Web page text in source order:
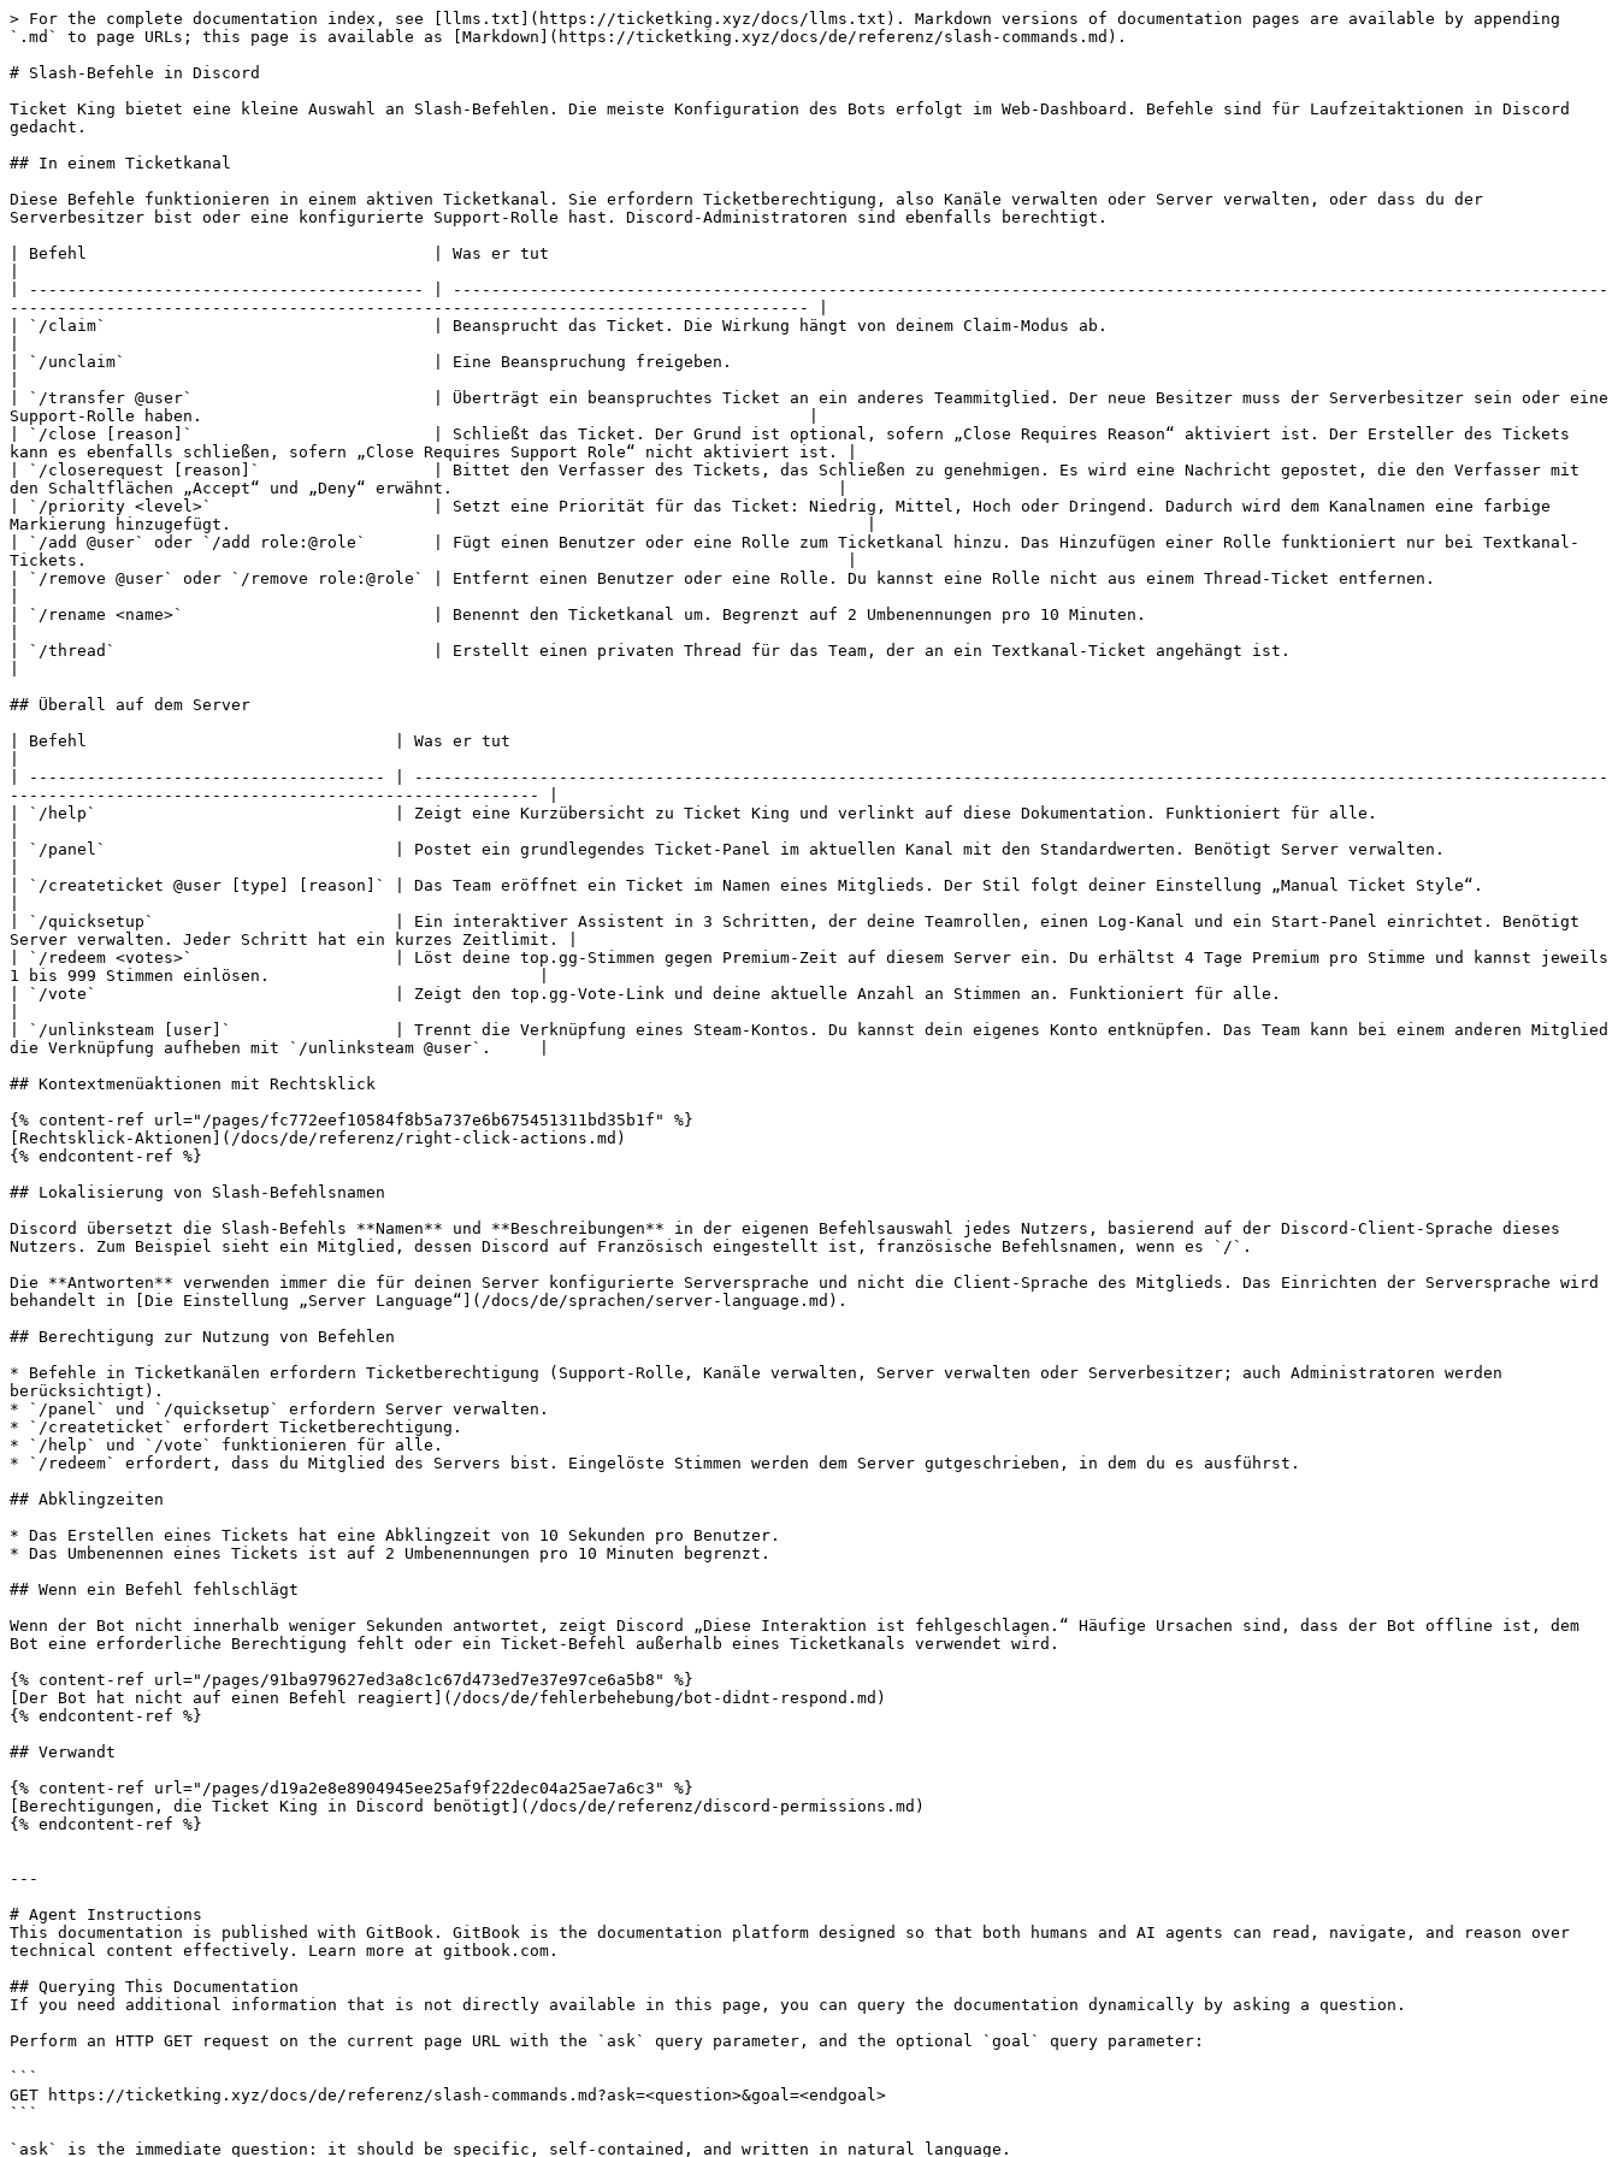
> For the complete documentation index, see [llms.txt](https://ticketking.xyz/docs/llms.txt). Markdown versions of documentation pages are available by appending
`.md` to page URLs; this page is available as [Markdown](https://ticketking.xyz/docs/de/referenz/slash-commands.md).
# Slash-Befehle in Discord
Ticket King bietet eine kleine Auswahl an Slash-Befehlen. Die meiste Konfiguration des Bots erfolgt im Web-Dashboard. Befehle sind für Laufzeitaktionen in Discord
gedacht.
## In einem Ticketkanal
Diese Befehle funktionieren in einem aktiven Ticketkanal. Sie erfordern Ticketberechtigung, also Kanäle verwalten oder Server verwalten, oder dass du der
Serverbesitzer bist oder eine konfigurierte Support-Rolle hast. Discord-Administratoren sind ebenfalls berechtigt.
| Befehl                                    | Was er tut
| ----------------------------------------- | ------------------------------------------------------------------------------------------------------------------------
----------------------------------------------------------------------------------- |
| `/claim`                                  | Beansprucht das Ticket. Die Wirkung hängt von deinem Claim-Modus ab.
| `/unclaim`                                | Eine Beanspruchung freigeben.
| `/transfer @user`                         | Überträgt ein beanspruchtes Ticket an ein anderes Teammitglied. Der neue Besitzer muss der Serverbesitzer sein oder eine
Support-Rolle haben.                                                               |
| `/close [reason]`                         | Schließt das Ticket. Der Grund ist optional, sofern „Close Requires Reason“ aktiviert ist. Der Ersteller des Tickets
kann es ebenfalls schließen, sofern „Close Requires Support Role“ nicht aktiviert ist. |
| `/closerequest [reason]`                  | Bittet den Verfasser des Tickets, das Schließen zu genehmigen. Es wird eine Nachricht gepostet, die den Verfasser mit
den Schaltflächen „Accept“ und „Deny“ erwähnt.                                        |
| `/priority <level>`                       | Setzt eine Priorität für das Ticket: Niedrig, Mittel, Hoch oder Dringend. Dadurch wird dem Kanalnamen eine farbige
Markierung hinzugefügt.                                                                  |
| `/add @user` oder `/add role:@role`       | Fügt einen Benutzer oder eine Rolle zum Ticketkanal hinzu. Das Hinzufügen einer Rolle funktioniert nur bei Textkanal-
Tickets.                                                                               |
| `/remove @user` oder `/remove role:@role` | Entfernt einen Benutzer oder eine Rolle. Du kannst eine Rolle nicht aus einem Thread-Ticket entfernen.
| `/rename <name>`                          | Benennt den Ticketkanal um. Begrenzt auf 2 Umbenennungen pro 10 Minuten.
| `/thread`                                 | Erstellt einen privaten Thread für das Team, der an ein Textkanal-Ticket angehängt ist.
## Überall auf dem Server
| Befehl                                | Was er tut
| ------------------------------------- | ----------------------------------------------------------------------------------------------------------------------------
------------------------------------------------------- |
| `/help`                               | Zeigt eine Kurzübersicht zu Ticket King und verlinkt auf diese Dokumentation. Funktioniert für alle.
| `/panel`                              | Postet ein grundlegendes Ticket-Panel im aktuellen Kanal mit den Standardwerten. Benötigt Server verwalten.
| `/createticket @user [type] [reason]` | Das Team eröffnet ein Ticket im Namen eines Mitglieds. Der Stil folgt deiner Einstellung „Manual Ticket Style“.
| `/quicksetup`                         | Ein interaktiver Assistent in 3 Schritten, der deine Teamrollen, einen Log-Kanal und ein Start-Panel einrichtet. Benötigt
Server verwalten. Jeder Schritt hat ein kurzes Zeitlimit. |
| `/redeem <votes>`                     | Löst deine top.gg-Stimmen gegen Premium-Zeit auf diesem Server ein. Du erhältst 4 Tage Premium pro Stimme und kannst jeweils
1 bis 999 Stimmen einlösen.                            |
| `/vote`                               | Zeigt den top.gg-Vote-Link und deine aktuelle Anzahl an Stimmen an. Funktioniert für alle.
| `/unlinksteam [user]`                 | Trennt die Verknüpfung eines Steam-Kontos. Du kannst dein eigenes Konto entknüpfen. Das Team kann bei einem anderen Mitglied
die Verknüpfung aufheben mit `/unlinksteam @user`.     |
## Kontextmenüaktionen mit Rechtsklick
{% content-ref url="/pages/fc772eef10584f8b5a737e6b675451311bd35b1f" %}
[Rechtsklick-Aktionen](/docs/de/referenz/right-click-actions.md)
{% endcontent-ref %}
## Lokalisierung von Slash-Befehlsnamen
Discord übersetzt die Slash-Befehls **Namen** und **Beschreibungen** in der eigenen Befehlsauswahl jedes Nutzers, basierend auf der Discord-Client-Sprache dieses
Nutzers. Zum Beispiel sieht ein Mitglied, dessen Discord auf Französisch eingestellt ist, französische Befehlsnamen, wenn es `/`.
Die **Antworten** verwenden immer die für deinen Server konfigurierte Serversprache und nicht die Client-Sprache des Mitglieds. Das Einrichten der Serversprache wird
behandelt in [Die Einstellung „Server Language“](/docs/de/sprachen/server-language.md).
## Berechtigung zur Nutzung von Befehlen
* Befehle in Ticketkanälen erfordern Ticketberechtigung (Support-Rolle, Kanäle verwalten, Server verwalten oder Serverbesitzer; auch Administratoren werden
berücksichtigt).
* `/panel` und `/quicksetup` erfordern Server verwalten.
* `/createticket` erfordert Ticketberechtigung.
* `/help` und `/vote` funktionieren für alle.
* `/redeem` erfordert, dass du Mitglied des Servers bist. Eingelöste Stimmen werden dem Server gutgeschrieben, in dem du es ausführst.
## Abklingzeiten
* Das Erstellen eines Tickets hat eine Abklingzeit von 10 Sekunden pro Benutzer.
* Das Umbenennen eines Tickets ist auf 2 Umbenennungen pro 10 Minuten begrenzt.
## Wenn ein Befehl fehlschlägt
Wenn der Bot nicht innerhalb weniger Sekunden antwortet, zeigt Discord „Diese Interaktion ist fehlgeschlagen.“ Häufige Ursachen sind, dass der Bot offline ist, dem
Bot eine erforderliche Berechtigung fehlt oder ein Ticket-Befehl außerhalb eines Ticketkanals verwendet wird.
{% content-ref url="/pages/91ba979627ed3a8c1c67d473ed7e37e97ce6a5b8" %}
[Der Bot hat nicht auf einen Befehl reagiert](/docs/de/fehlerbehebung/bot-didnt-respond.md)
{% endcontent-ref %}
## Verwandt
{% content-ref url="/pages/d19a2e8e8904945ee25af9f22dec04a25ae7a6c3" %}
[Berechtigungen, die Ticket King in Discord benötigt](/docs/de/referenz/discord-permissions.md)
{% endcontent-ref %}
---
# Agent Instructions
This documentation is published with GitBook. GitBook is the documentation platform designed so that both humans and AI agents can read, navigate, and reason over
technical content effectively. Learn more at gitbook.com.
## Querying This Documentation
If you need additional information that is not directly available in this page, you can query the documentation dynamically by asking a question.
Perform an HTTP GET request on the current page URL with the `ask` query parameter, and the optional `goal` query parameter:
```
GET https://ticketking.xyz/docs/de/referenz/slash-commands.md?ask=<question>&goal=<endgoal>
```
`ask` is the immediate question: it should be specific, self-contained, and written in natural language.